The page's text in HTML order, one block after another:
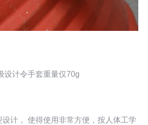
设计令手套重量仅70g
计， 使得使用非常方便，按人体工学